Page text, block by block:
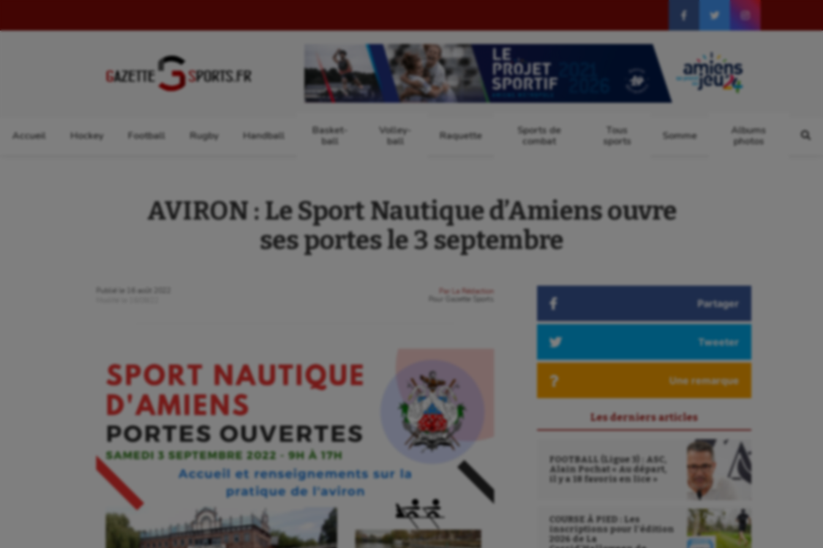
Accueil Hockey Football Rugby Handball
Basket-
ball
Volley-
ball
Raquette
Sports de
combat
Tous
sports
Somme
Albums
photos
AVIRON : Le Sport Nautique d’Amiens ouvre
ses portes le 3 septembre
Publié le
16 août 2022
Par
La Rédaction
Gazette Sports Partager
Tweeter
Une remarque
Les derniers articles
FOOTBALL (Ligue 3) : ASC,
Alain Pochat « Au départ,
il y a 18 favoris en lice »
COURSE À PIED : Les
inscriptions pour l’édition
2026 de La